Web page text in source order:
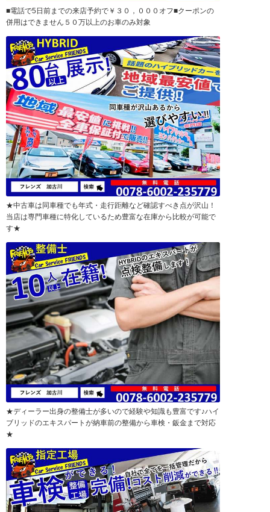
■電話で5日前までの来店予約で￥３０，０００オフ■クーポンの
併用はできません５０万以上のお車のみ対象
★中古車は同車種でも年式・走行距離など確認すべき点が沢山！
当店は専門車種に特化しているため豊富な在庫から比較が可能で
す★
★ディーラー出身の整備士が多いので経験や知識も豊富です♪ハイ
ブリッドのエキスパートが納車前の整備から車検・鈑金まで対応
★